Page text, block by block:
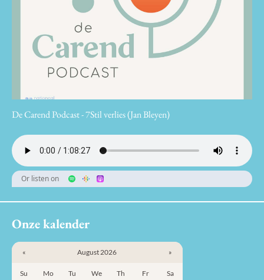
De Carend Podcast - 7Stil verlies (Jan Bleyen)
Or listen on
Onze kalender
« August 2026 »
Su Mo Tu We Th Fr Sa